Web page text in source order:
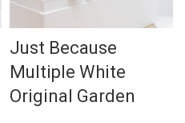
Just Because
Multiple White
Original Garden